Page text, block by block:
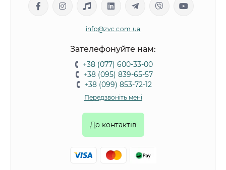
info@zvc.com.ua
Зателефонуйте нам:
+38 (077) 600-33-00
+38 (095) 839-65-57
+38 (099) 853-72-12
Передзвоніть мені
До контактів